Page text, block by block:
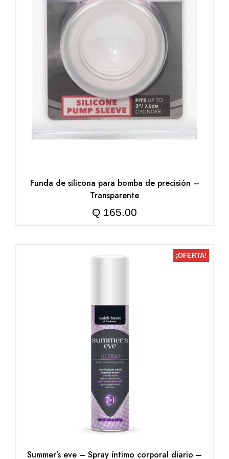
Funda de silicona para bomba de precisión –
Transparente
Q 165.00
¡OFERTA!
Summer’s eve – Spray íntimo corporal diario –